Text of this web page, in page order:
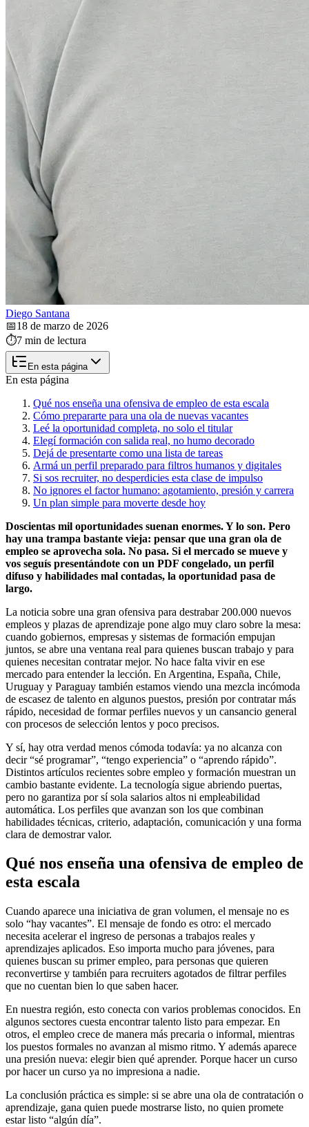
Diego Santana
📅18 de marzo de 2026
⏱️7 min de lectura
En esta página
En esta página
Qué nos enseña una ofensiva de empleo de esta escala
Cómo prepararte para una ola de nuevas vacantes
Leé la oportunidad completa, no solo el titular
Elegí formación con salida real, no humo decorado
Dejá de presentarte como una lista de tareas
Armá un perfil preparado para filtros humanos y digitales
Si sos recruiter, no desperdicies esta clase de impulso
No ignores el factor humano: agotamiento, presión y carrera
Un plan simple para moverte desde hoy
Doscientas mil oportunidades suenan enormes. Y lo son. Pero
hay una trampa bastante vieja: pensar que una gran ola de
empleo se aprovecha sola. No pasa. Si el mercado se mueve y
vos seguís presentándote con un PDF congelado, un perfil
difuso y habilidades mal contadas, la oportunidad pasa de
largo.
La noticia sobre una gran ofensiva para destrabar 200.000 nuevos
empleos y plazas de aprendizaje pone algo muy claro sobre la mesa:
cuando gobiernos, empresas y sistemas de formación empujan
juntos, se abre una ventana real para quienes buscan trabajo y para
quienes necesitan contratar mejor. No hace falta vivir en ese
mercado para entender la lección. En Argentina, España, Chile,
Uruguay y Paraguay también estamos viendo una mezcla incómoda
de escasez de talento en algunos puestos, presión por contratar más
rápido, necesidad de formar perfiles nuevos y un cansancio general
con procesos de selección lentos y poco precisos.
Y sí, hay otra verdad menos cómoda todavía: ya no alcanza con
decir “sé programar”, “tengo experiencia” o “aprendo rápido”.
Distintos artículos recientes sobre empleo y formación muestran un
cambio bastante evidente. La tecnología sigue abriendo puertas,
pero no garantiza por sí sola salarios altos ni empleabilidad
automática. Los perfiles que avanzan son los que combinan
habilidades técnicas, criterio, adaptación, comunicación y una forma
clara de demostrar valor.
Qué nos enseña una ofensiva de empleo de
esta escala
Cuando aparece una iniciativa de gran volumen, el mensaje no es
solo “hay vacantes”. El mensaje de fondo es otro: el mercado
necesita acelerar el ingreso de personas a trabajos reales y
aprendizajes aplicados. Eso importa mucho para jóvenes, para
quienes buscan su primer empleo, para personas que quieren
reconvertirse y también para recruiters agotados de filtrar perfiles
que no cuentan bien lo que saben hacer.
En nuestra región, esto conecta con varios problemas conocidos. En
algunos sectores cuesta encontrar talento listo para empezar. En
otros, el empleo crece de manera más precaria o informal, mientras
los puestos formales no avanzan al mismo ritmo. Y además aparece
una presión nueva: elegir bien qué aprender. Porque hacer un curso
por hacer un curso ya no impresiona a nadie.
La conclusión práctica es simple: si se abre una ola de contratación o
aprendizaje, gana quien puede mostrarse listo, no quien promete
estar listo “algún día”.